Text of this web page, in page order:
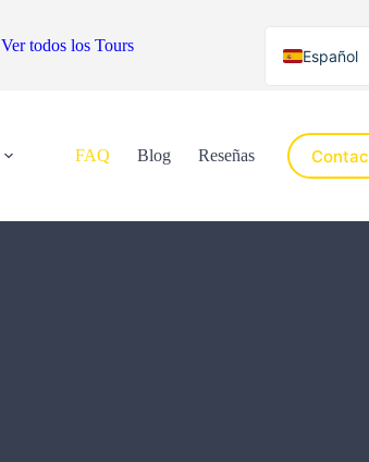
Ver todos los Tours
Español
English
FAQ Blog Reseñas